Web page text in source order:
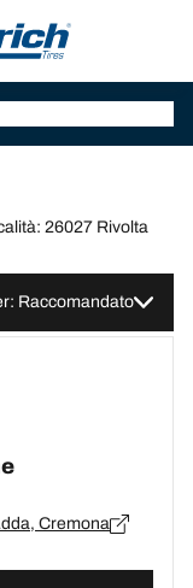
26027 Rivolta
Raccomandato
Cremona